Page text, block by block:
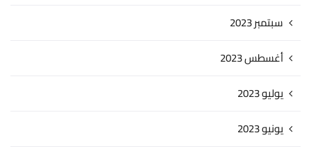
سبتمبر 2023
أغسطس 2023
يوليو 2023
يونيو 2023